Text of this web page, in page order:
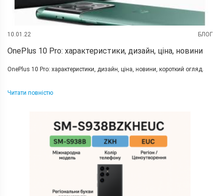
10.01.22 БЛОГ
OnePlus 10 Pro: характеристики, дизайн, ціна, новини
OnePlus 10 Pro: характеристики, дизайн, ціна, новини, короткий огляд.
Читати повністю